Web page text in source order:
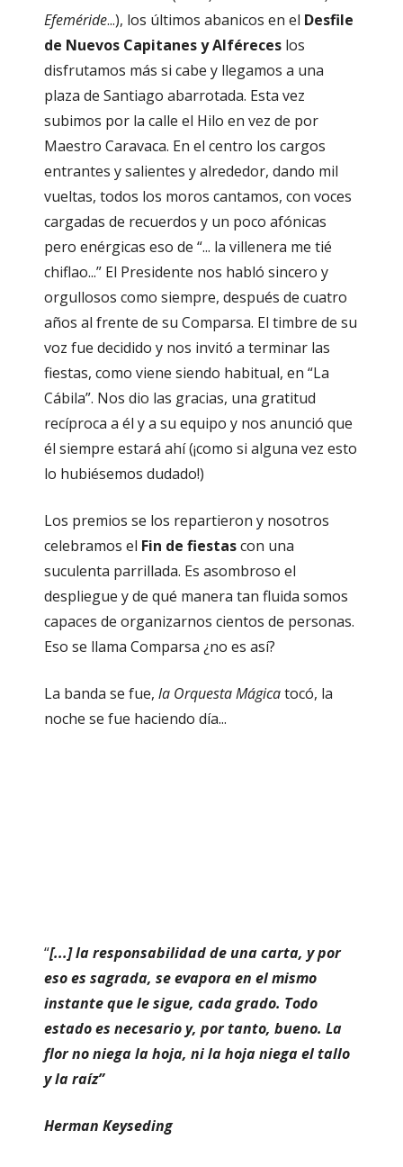
Efeméride...), los últimos abanicos en el Desfile
de Nuevos Capitanes yAlféreces los
disfrutamos más si cabe y llegamos a una
plaza de Santiago abarrotada. Esta vez
subimos por la calle el Hilo en vez de por
Maestro Caravaca. En el centro los cargos
entrantes y salientes y alrededor, dando mil
vueltas, todos los moros cantamos, con voces
cargadas de recuerdos y un poco afónicas
pero enérgicas eso de “... la villenera me tié
chiflao...” El Presidente nos habló sincero y
orgullosos como siempre, después de cuatro
años al frente de su Comparsa. El timbre de su
voz fue decidido y nos invitó a terminar las
fiestas, como viene siendo habitual, en “La
Cábila”. Nos dio las gracias, una gratitud
recíproca a él y a su equipo y nos anunció que
él siempre estará ahí (¡como si alguna vez esto
lo hubiésemos dudado!)
Los premios se los repartieron y nosotros
celebramos el Fin de fiestascon una
suculenta parrillada. Es asombroso el
despliegue y de qué manera tan fluida somos
capaces de organizarnos cientos de personas.
Eso se llama Comparsa ¿no es así?
La banda se fue, la Orquesta Mágicatocó, la
noche se fue haciendo día...
“[...] la responsabilidad de una carta, y por
eso es sagrada, se evapora en el mismo
instante que le sigue, cada grado. Todo
estado es necesario y, por tanto, bueno. La
flor no niega la hoja, ni la hoja niega el tallo
y la raíz”
Herman Keyseding